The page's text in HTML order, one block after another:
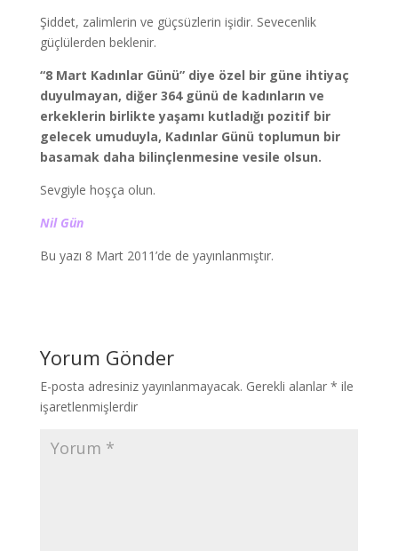
Şiddet, zalimlerin ve güçsüzlerin işidir. Sevecenlik
güçlülerden beklenir.
“8 Mart Kadınlar Günü” diye özel bir güne ihtiyaç
duyulmayan, diğer 364 günü de kadınların ve
erkeklerin birlikte yaşamı kutladığı pozitif bir
gelecek umuduyla, Kadınlar Günü toplumun bir
basamak daha bilinçlenmesine vesile olsun.
Sevgiyle hoşça olun.
Nil Gün
Bu yazı 8 Mart 2011’de de yayınlanmıştır.
Yorum Gönder
E-posta adresiniz yayınlanmayacak. Gerekli alanlar * ile
işaretlenmişlerdir